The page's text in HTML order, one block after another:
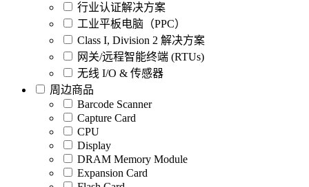
行业认证解决方案
工业平板电脑（PPC）
Class I, Division 2 解决方案
网关/远程智能终端 (RTUs)
无线 I/O & 传感器
周边商品
Barcode Scanner
Capture Card
CPU
Display
DRAM Memory Module
Expansion Card